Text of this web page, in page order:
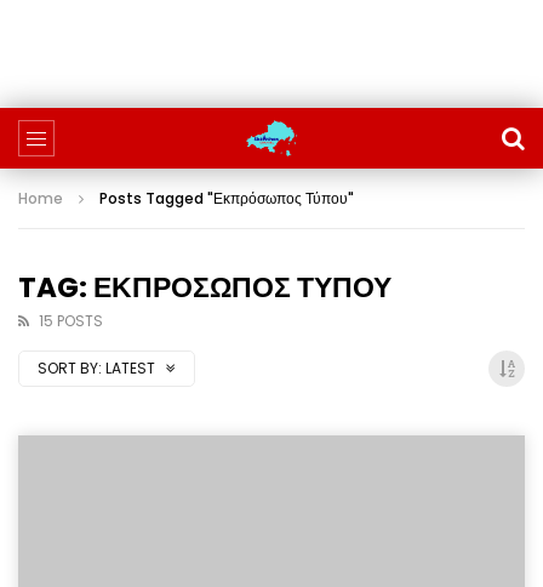
Home Posts Tagged "Εκπρόσωπος Τύπου"
TAG: ΕΚΠΡΟΣΩΠΟΣ ΤΥΠΟΥ
15 POSTS
SORT BY: LATEST